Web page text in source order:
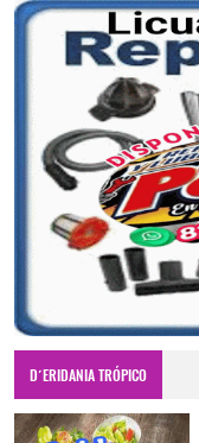
D´ERIDANIA TRÓPICO